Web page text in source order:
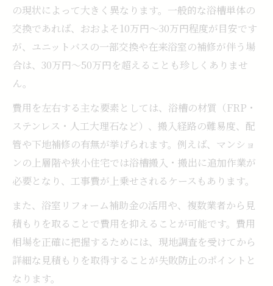
浴室リフォーム会社の補助金サポート体制
を確認する
工事内容で変わる浴槽交換の相場とは
浴室リフォームで工事内容別の費用相場を
浴室リフォームの浴槽交換とユニットバス
の違い
浴室リフォームで配管工事や処分費が費用
に与える影響
浴室リフォームで費用が高くなるケースと
注意点
浴槽交換リフォームの見積もり項目を正し
く理解する
リフォーム会社選びで失敗しないポイント
の現状によって大きく異なります。一般的な浴槽単体の
交換であれば、おおよそ10万円〜30万円程度が目安です
が、ユニットバスの一部交換や在来浴室の補修が伴う場
合は、30万円〜50万円を超えることも珍しくありませ
ん。
費用を左右する主な要素としては、浴槽の材質（FRP・
ステンレス・人工大理石など）、搬入経路の難易度、配
管や下地補修の有無が挙げられます。例えば、マンショ
ンの上層階や狭小住宅では浴槽搬入・搬出に追加作業が
必要となり、工事費が上乗せされるケースもあります。
また、浴室リフォーム補助金の活用や、複数業者から見
積もりを取ることで費用を抑えることが可能です。費用
相場を正確に把握するためには、現地調査を受けてから
詳細な見積もりを取得することが失敗防止のポイントと
なります。